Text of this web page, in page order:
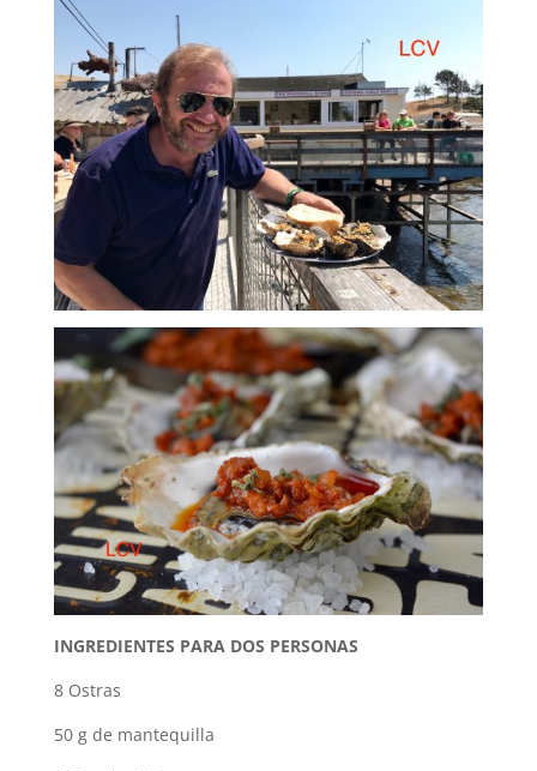
INGREDIENTES PARA DOS PERSONAS
8 Ostras
50 g de mantequilla